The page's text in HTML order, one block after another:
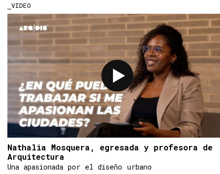
VIDEO
Nathalia Mosquera, egresada y profesora de
Arquitectura
Una apasionada por el diseño urbano